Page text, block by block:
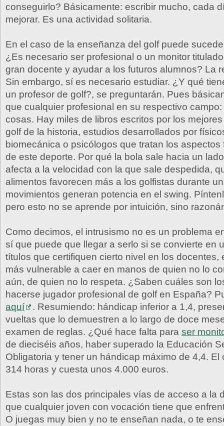
conseguirlo? Básicamente: escribir mucho, cada
mejorar. Es una actividad solitaria.
En el caso de la enseñanza del golf puede
¿Es necesario ser profesional o un monitor
gran docente y ayudar a los futuros alumnos? La
Sin embargo, sí es necesario estudiar. ¿Y qué
un profesor de golf?, se preguntarán. Pues
que cualquier profesional en su respectivo
cosas. Hay miles de libros escritos por los
golf de la historia, estudios desarrollados por
biomecánica o psicólogos que tratan los
de este deporte. Por qué la bola sale hacia un
afecta a la velocidad con la que sale despedida,
alimentos favorecen más a los golfistas durante
movimientos generan potencia en el swing.
pero esto no se aprende por intuición, sino
Como decimos, el intrusismo no es un problema
sí que puede que llegar a serlo si se convierte en
títulos que certifiquen cierto nivel en los docentes,
más vulnerable a caer en manos de quien no lo
aún, de quien no lo respeta. ¿Saben cuáles son
hacerse jugador profesional de golf en España?
aquí
. Resumiendo: hándicap inferior a 1,4,
vueltas que lo demuestren a lo largo de doce
examen de reglas. ¿Qué hace falta para ser
de dieciséis años, haber superado la Educación
Obligatoria y tener un hándicap máximo de 4,4. El
314 horas y cuesta unos 4.000 euros.
Estas son las dos principales vías de acceso a la
que cualquier joven con vocación tiene que
O juegas muy bien y no te enseñan nada, o te